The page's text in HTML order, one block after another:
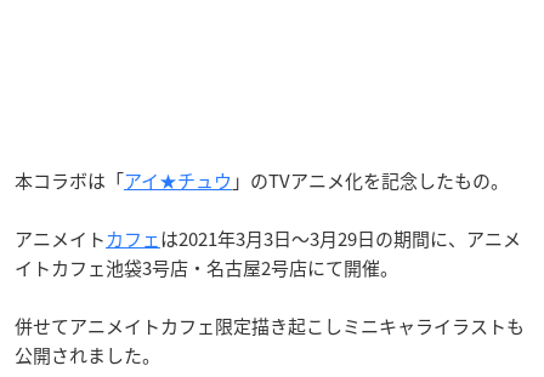
本コラボは「アイ★チュウ 」のTVアニメ化を記念したもの。
アニメイトカフェは2021年3月3日～3月29日の期間に、アニメ
イトカフェ池袋3号店・名古屋2号店にて開催。
併せてアニメイトカフェ限定描き起こしミニキャライラストも
公開されました。